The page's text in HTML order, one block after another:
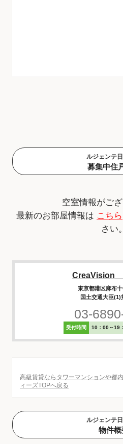
ルジェンテ
募集中住
空室情報がござ
最新のお部屋情報は こちら
さい。
CreaVision
東京都港区麻布
国土交通大臣(1)
03-
受付時間 10：00～19
高級賃貸ならタワーマンションや都
ィーズTOPへ戻る
ルジェンテ
物件概